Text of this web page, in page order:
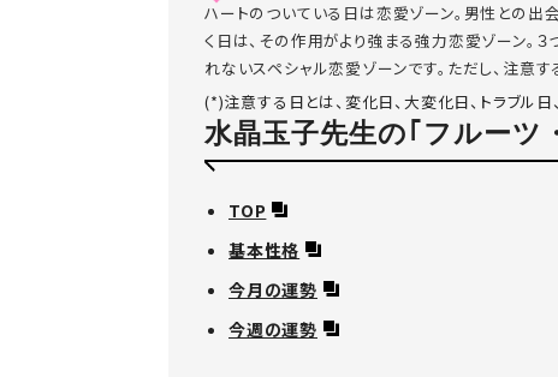
ハートのついている日は恋愛ゾーン。男性との出
く日は、その作用がより強まる強力恋愛ゾーン。
れないスペシャル恋愛ゾーンです。ただし、注意
(*)注意する日とは、変化日、大変化日、トラブル日
水晶玉子先生の｢フルーツ
TOP
基本性格
今月の運勢
今週の運勢